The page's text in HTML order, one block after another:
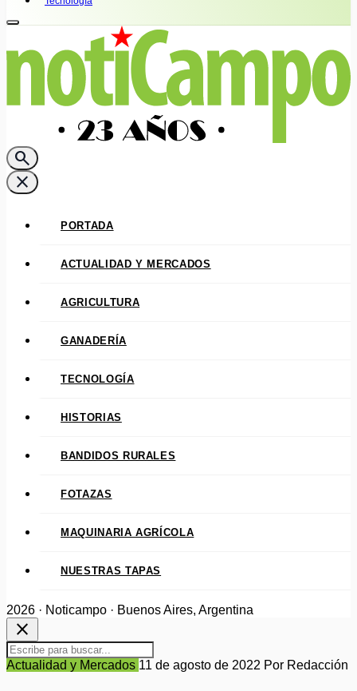
search
close
PORTADA
ACTUALIDAD Y MERCADOS
AGRICULTURA
GANADERÍA
TECNOLOGÍA
HISTORIAS
BANDIDOS RURALES
FOTAZAS
MAQUINARIA AGRÍCOLA
NUESTRAS TAPAS
2026 · Noticampo · Buenos Aires, Argentina
close
Actualidad y Mercados 11 de agosto de 2022 Por Redacción